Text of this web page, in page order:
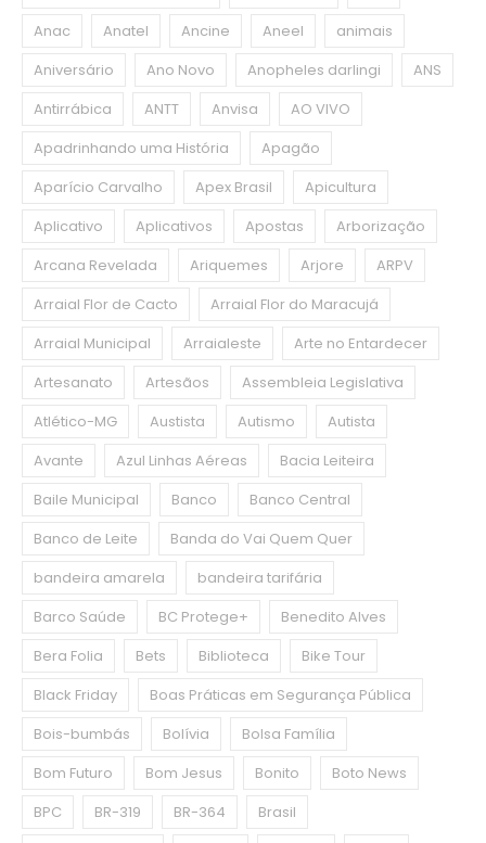
Anac
Anatel Ancine Aneel
animais
Aniversário
Ano Novo Anopheles darlingi
ANS
Antirrábica
ANTT Anvisa
AO VIVO
Apadrinhando uma História
Apagão
Aparício Carvalho
Apex Brasil
Apicultura
Aplicativo
Aplicativos Apostas
Arborização
Arcana Revelada
Ariquemes Arjore
ARPV
Arraial Flor de Cacto
Arraial Flor do Maracujá
Arraial Municipal
Arraialeste
Arte no Entardecer
Artesanato
Artesãos
Assembleia Legislativa
Atlético-MG
Austista Autismo
Autista
Avante
Azul Linhas Aéreas
Bacia Leiteira
Baile Municipal
Banco
Banco Central
Banco de Leite
Banda do Vai Quem Quer
bandeira amarela
bandeira tarifária
Barco Saúde
BC Protege+
Benedito Alves
Bera Folia
Bets Biblioteca
Bike Tour
Black Friday
Boas Práticas em Segurança Pública
Bois-bumbás
Bolívia
Bolsa Família
Bom Futuro
Bom Jesus Bonito
Boto News
BPC
BR-319 BR-364
Brasil